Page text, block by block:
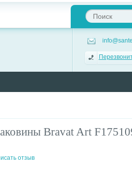
Bravat Art
отзыв